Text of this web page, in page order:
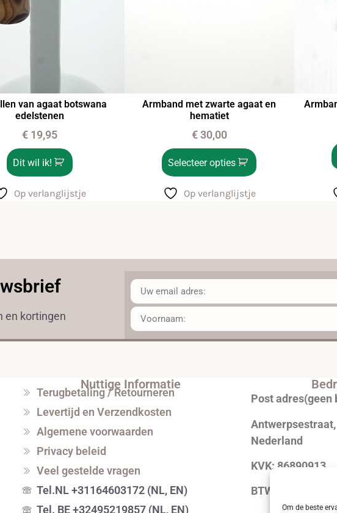
Om de beste
van agaat botswana
edelstenen
€ 19,95
Dit wil ik!
Op verlanglijstje
Armband met zwarte agaat en
hematiet
€30,00
Selecteer opties
Op verlanglijstje
en kortingen
Nuttige Informatie
Terugbetaling / Retourneren
Levertijd en Verzendkosten
Algemene voorwaarden
Privacy beleid
Veel gestelde vragen
Tel.NL +31164603172 (NL, EN)
Tel. BE +32495219857 (NL, EN)
Post adres(geen
Antwerpsestraat,
Nederland
KVK: 86890913
BTW: